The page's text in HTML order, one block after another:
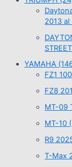
2013 al
YAMAHA
FZ1
FZ8
MT-09
MT-10
R9
T-Max